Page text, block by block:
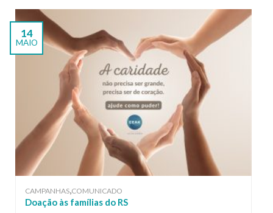
14
MAIO
CAMPANHAS,COMUNICADO
Doação às famílias do RS